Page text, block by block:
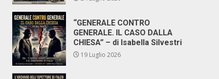
“GENERALE CONTRO
GENERALE. IL CASO DALLA
CHIESA” – di Isabella Silvestri
19 Luglio 2026